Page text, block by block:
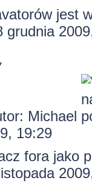
jest
grudnia
Michael
19:29
fora jako